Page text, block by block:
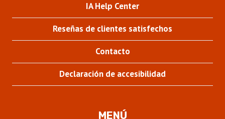
IA Help Center
Reseñas de clientes satisfechos
Contacto
Declaración de accesibilidad
MENÚ